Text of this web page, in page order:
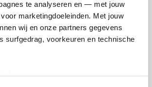
te analyseren en — met jouw
marketingdoeleinden. Met jouw
wij en onze partners gegevens
surfgedrag, voorkeuren en technische